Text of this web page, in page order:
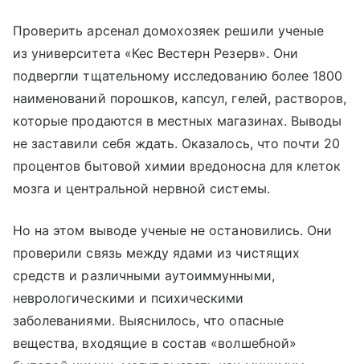
Проверить арсенал домохозяек решили ученые
из университета «Кес Вестерн Резерв». Они
подвергли тщательному исследованию более 1800
наименований порошков, капсул, гелей, растворов,
которые продаются в местных магазинах. Выводы
не заставили себя ждать. Оказалось, что почти 20
процентов бытовой химии вредоносна для клеток
мозга и центральной нервной системы.
Но на этом выводе ученые не остановились. Они
проверили связь между ядами из чистящих
средств и различными аутоиммунными,
неврологическими и психическими
заболеваниями. Выяснилось, что опасные
вещества, входящие в состав «волшебной»